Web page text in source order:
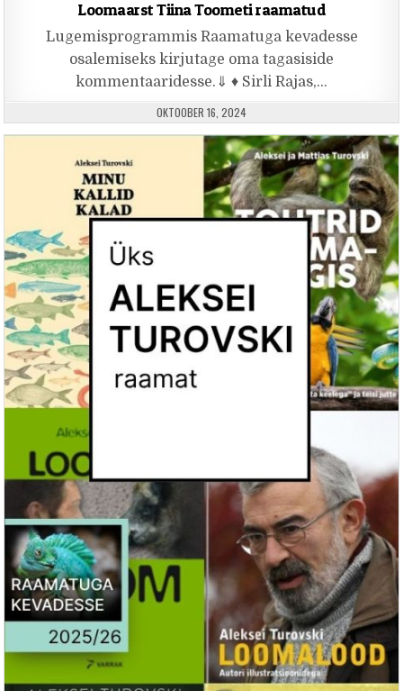
Loomaarst Tiina Toometi raamatud
Lugemisprogrammis Raamatuga kevadesse
osalemiseks kirjutage oma tagasiside
kommentaaridesse.⇓ ♦ Sirli Rajas,…
PUBLISHED DATE:
OKTOOBER 16, 2024